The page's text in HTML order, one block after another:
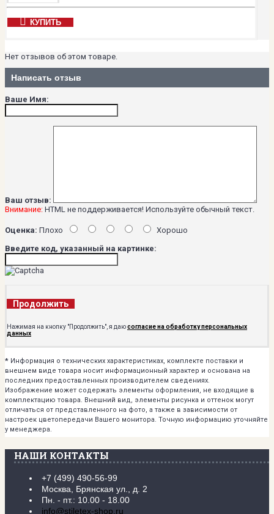
КУПИТЬ
Нет отзывов об этом товаре.
Написать отзыв
Ваше Имя:
Ваш отзыв:
Внимание: HTML не поддерживается! Используйте обычный текст.
Оценка: Плохо
Хорошо
Введите код, указанный на картинке:
Продолжить
Нажимая на кнопку "Продолжить", я даюсогласие на обработку персональных
данных
* Информация о технических характеристиках, комплекте поставки и
внешнем виде товара носит информационный характер и основана на
последних предоставленных производителем сведениях.
Изображение может содержать элементы оформления, не входящие в
комплектацию товара. Внешний вид, элементы рисунка и оттенок могут
отличаться от представленного на фото, а также в зависимости от
настроек цветопередачи Вашего монитора. Точную информацию уточняйте
у менеджера.
НАШИ КОНТАКТЫ
+7 (499) 490-56-99
Москва, Брянская ул., д. 2
Пн. - пт.: 10.00 - 18.00
info@stiletex-shop.ru